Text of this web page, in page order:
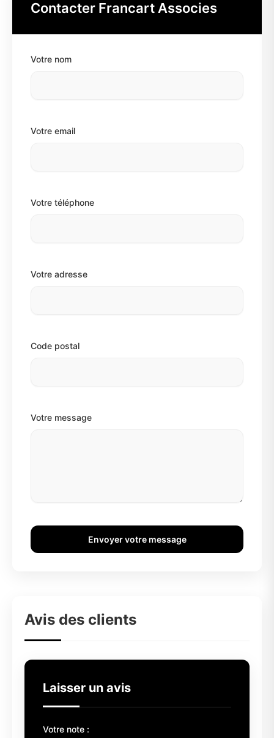
Contacter Francart Associes
Votre nom
Votre email
Votre téléphone
Votre adresse
Code postal
Votre message
Envoyer votre message
Avis des clients
Laisser un avis
Votre note :